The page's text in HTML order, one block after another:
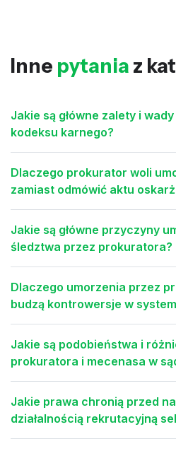
Inne pytania z
Jakie są główne zalety i
kodeksu karnego?
Dlaczego prokurator woli
zamiast odmówić aktu
Jakie są główne przyczyny
śledztwa przez prokuratora?
Dlaczego umorzenia przez
budzą kontrowersje w
Jakie są podobieństwa i
prokuratora i mecenasa w
Jakie prawa chronią przed
działalnością rekrutacyjną